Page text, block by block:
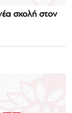
σχολή στον